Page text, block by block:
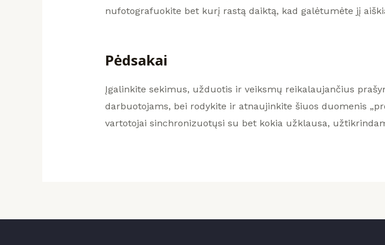
nufotografuokite bet kurį rastą daiktą, kad galėtumėte jį
Pėdsakai
Įgalinkite sekimus, užduotis ir veiksmų reikalaujančius
darbuotojams, bei rodykite ir atnaujinkite šiuos duomenis
vartotojai sinchronizuotųsi su bet kokia užklausa,